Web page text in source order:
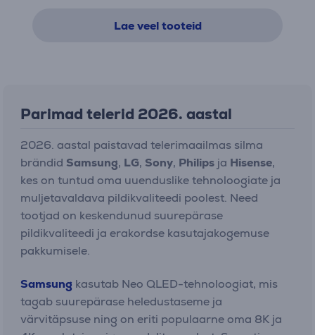
Lae veel tooteid
Parimad telerid 2026. aastal
2026. aastal paistavad telerimaailmas silma
brändid Samsung, LG, Sony, Philips ja Hisense,
kes on tuntud oma uuenduslike tehnoloogiate ja
muljetavaldava pildikvaliteedi poolest. Need
tootjad on keskendunud suurepärase
pildikvaliteedi ja erakordse kasutajakogemuse
pakkumisele.
Samsung kasutab Neo QLED-tehnoloogiat, mis
tagab suurepärase heledustaseme ja
värvitäpsuse ning on eriti populaarne oma 8K ja